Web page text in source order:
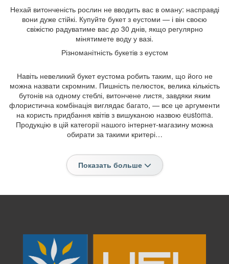
Нехай витонченість рослин не вводить вас в оману: насправді
вони дуже стійкі. Купуйте букет з еустоми — і він своєю
свіжістю радуватиме вас до 30 днів, якщо регулярно
мінятимете воду у вазі.
Різноманітність букетів з еустом
Навіть невеликий букет еустома робить таким, що його не
можна назвати скромним. Пишність пелюсток, велика кількість
бутонів на одному стеблі, витончене листя, завдяки яким
флористична комбінація виглядає багато, — все це аргументи
на користь придбання квітів з вишуканою назвою eustoma.
Продукцію в цій категорії нашого інтернет-магазину можна
обирати за такими критері…
Показать больше